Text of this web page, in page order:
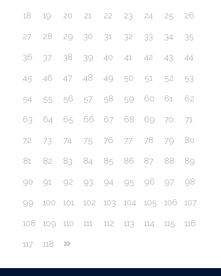
18 19 20 21 22 23 24 25 26
27 28 29 30 31 32 33 34 35
36 37 38 39 40 41 42 43 44
45 46 47 48 49 50 51 52 53
54 55 56 57 58 59 60 61 62
63 64 65 66 67 68 69 70 71
72 73 74 75 76 77 78 79 80
81 82 83 84 85 86 87 88 89
90 91 92 93 94 95 96 97 98
99 100 101 102 103 104 105 106 107
108 109 110 111 112 113 114 115 116
117 118